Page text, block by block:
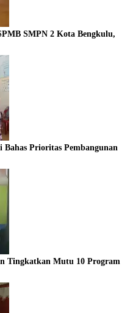
SMPN 2 Kota Bengkulu,
Bahas Prioritas Pembangunan
Tingkatkan Mutu 10 Program